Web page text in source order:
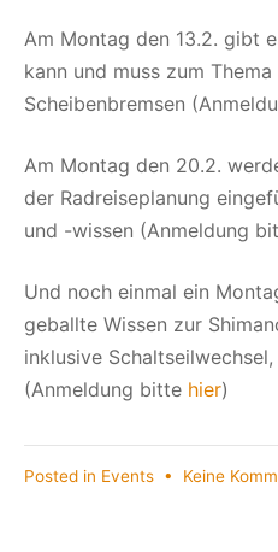
Am Montag den 13.2. gibt
kann und muss zum
Scheibenbremsen
Am Montag den 20.2.
der Radreiseplanung
und -wissen (Anmeldung
Und noch einmal ein
geballte Wissen zur
inklusive
(Anmeldung bitte hier)
Posted in Events • Keine